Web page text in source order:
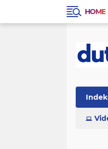
HOME